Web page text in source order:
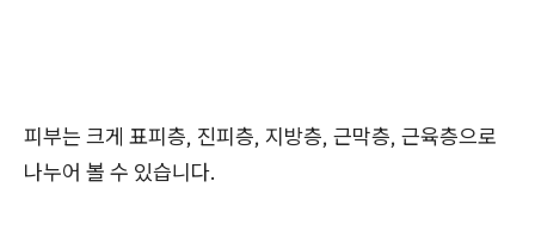
피부는 크게 표피층, 진피층, 지방층, 근막층, 근육층으로
나누어 볼 수 있습니다.